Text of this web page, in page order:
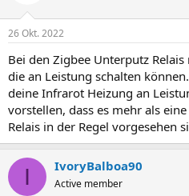
26 Okt. 2022
Bei den Zigbee Unterputz
die an Leistung schalten
deine Infrarot Heizung an
vorstellen, dass es mehr als
Relais in der Regel vorgesehen
I IvoryBalboa90
Active member